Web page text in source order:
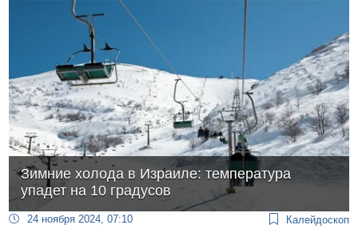
Зимние холода в Израиле: температура
упадет на 10 градусов
24 ноября 2024, 07:10 Калейдоскоп